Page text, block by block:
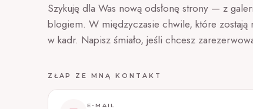
Szykuję dla Was nową odsłonę strony — z
blogiem. W międzyczasie chwile, które zostają
w kadr. Napisz śmiało, jeśli chcesz
ZŁAP ZE MNĄ KONTAKT
E-MAIL